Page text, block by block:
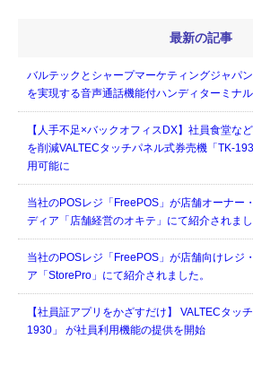
最新の記事
バルテックとシャープマーケティングジャパ
を実現する音声通話機能付ハンディターミナ
【人手不足×バックオフィスDX】社員食堂な
を削減VALTECタッチパネル式券売機「TK-
用可能に
当社のPOSレジ「FreePOS」が店舗オーナー
ディア「店舗経営のオキテ」にて紹介されまし
当社のPOSレジ「FreePOS」が店舗向けレジ
ア「StorePro」にて紹介されました。
【社員証アプリをかざすだけ】 VALTECタッ
1930」 が社員利用機能の提供を開始